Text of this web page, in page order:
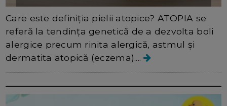
Care este definiția pielii atopice? ATOPIA se
referă la tendința genetică de a dezvolta boli
alergice precum rinita alergică, astmul și
dermatita atopică (eczema)....